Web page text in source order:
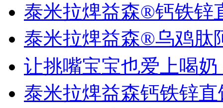
泰米拉焷益森®钙铁
泰米拉焷益森®乌鸡肽
让挑嘴宝宝也爱上喝
泰米拉焷益森钙铁锌